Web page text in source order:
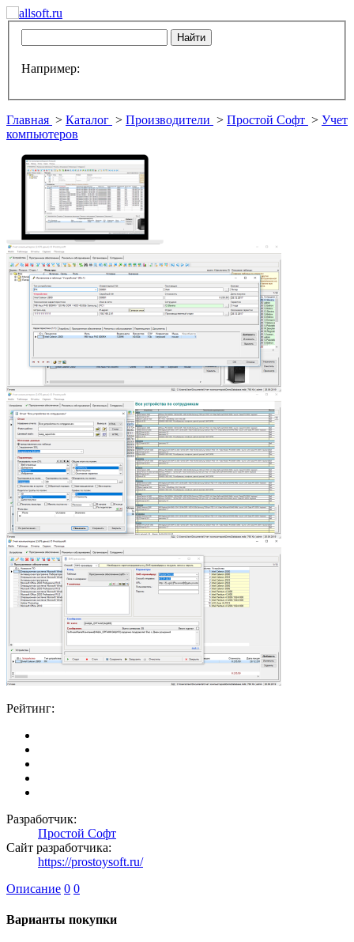
Например:
Главная > Каталог > Производители > Простой Софт > Учет
компьютеров
Рейтинг:
Разработчик:
Простой Софт
Сайт разработчика:
https://prostoysoft.ru/
Описание 0 0
Варианты покупки